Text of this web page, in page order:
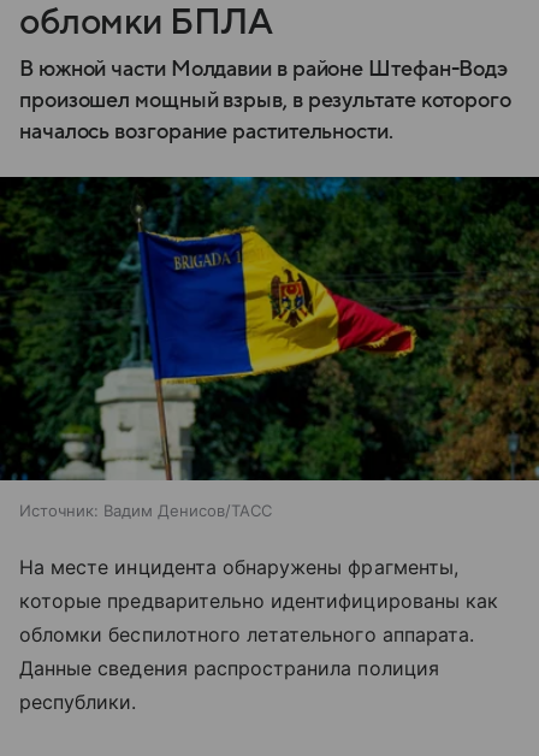
обломки БПЛА
В южной части Молдавии в районе Штефан-Водэ
произошел мощный взрыв, в результате которого
началось возгорание растительности.
Источник: Вадим Денисов/ТАСС
На месте инцидента обнаружены фрагменты,
которые предварительно идентифицированы как
обломки беспилотного летательного аппарата.
Данные сведения распространила полиция
республики.